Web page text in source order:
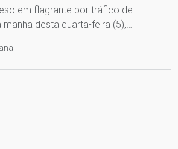
em flagrante por tráfico de
desta quarta-feira (5),…